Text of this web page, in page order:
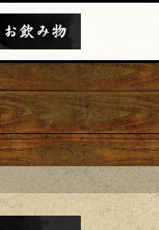
お飲み物